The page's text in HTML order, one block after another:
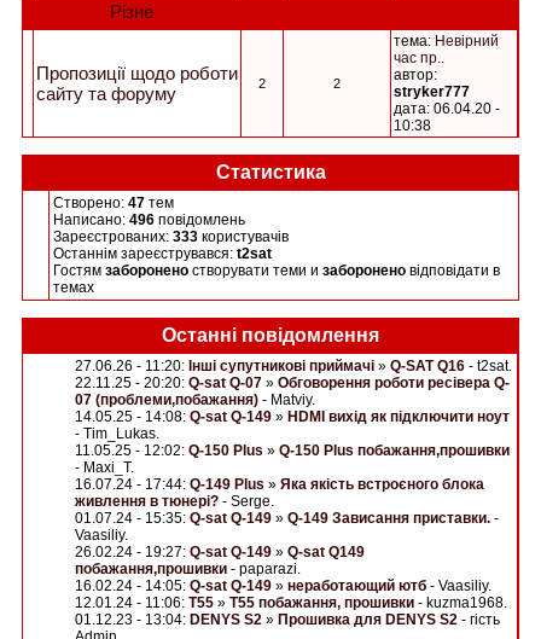
Різне
Пропозиції щодо роботи
сайту та форуму
2 2
тема: Невірний
час пр..
автор:
stryker777
дата: 06.04.20 -
10:38
Статистика
Створено: 47 тем
Написано: 496 повідомлень
Зареєстрованих: 333 користувачів
Останнім зареєструвався: t2sat
Гостям заборонено створувати теми и заборонено відповідати в
темах
Останні повідомлення
27.06.26 - 11:20: Інші супутникові приймачі » Q-SAT Q16 - t2sat.
22.11.25 - 20:20: Q-sat Q-07 » Обговорення роботи ресівера Q-
07 (проблеми,побажання) - Matviy.
14.05.25 - 14:08: Q-sat Q-149 » HDMI вихід як підключити ноут
- Tim_Lukas.
11.05.25 - 12:02: Q-150 Plus » Q-150 Plus побажання,прошивки
- Maxi_T.
16.07.24 - 17:44: Q-149 Plus » Яка якість встроєного блока
живлення в тюнері? - Serge.
01.07.24 - 15:35: Q-sat Q-149 » Q-149 Зависання приставки. -
Vaasiliy.
26.02.24 - 19:27: Q-sat Q-149 » Q-sat Q149
побажання,прошивки - paparazi.
16.02.24 - 14:05: Q-sat Q-149 » неработающий ютб - Vaasiliy.
12.01.24 - 11:06: T55 » T55 побажання, прошивки - kuzma1968.
01.12.23 - 13:04: DENYS S2 » Прошивка для DENYS S2 - гість